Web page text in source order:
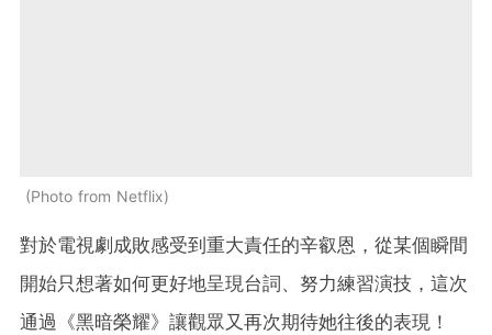
Photo from Netflix
對於電視劇成敗感受到重大責任的辛叡恩，從某個瞬間
開始只想著如何更好地呈現台詞、努力練習演技，這次
通過《黑暗榮耀》讓觀眾又再次期待她往後的表現！